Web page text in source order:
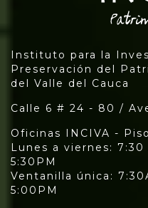
Instituto para la
Preservación del
del Valle del Cauca
Calle 6 # 24 - 80 /
Oficinas INCIVA -
Lunes a viernes: 7:30
5:30PM
Ventanilla única:
5:00PM